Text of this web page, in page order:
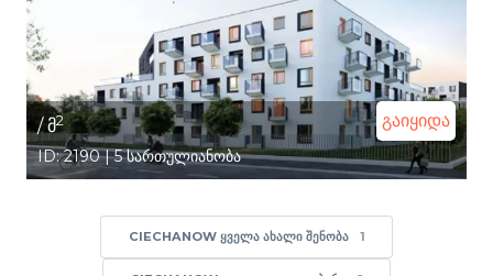
/ მ2 გაიყიდა
ID: 2190 | 5 სართულიანობა
CIECHANOW ᲧᲕᲔᲚᲐ ᲐᲮᲐᲚᲘ ᲨᲔᲜᲝᲑᲐ 1